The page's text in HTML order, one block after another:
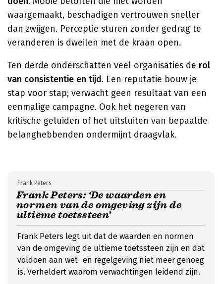
waargemaakt, beschadigen vertrouwen sneller
dan zwijgen. Perceptie sturen zonder gedrag te
veranderen is dweilen met de kraan open.
Ten derde onderschatten veel organisaties de rol
van consistentie en tijd. Een reputatie bouw je
stap voor stap; verwacht geen resultaat van een
eenmalige campagne. Ook het negeren van
kritische geluiden of het uitsluiten van bepaalde
belanghebbenden ondermijnt draagvlak.
Frank Peters: ‘De waarden en
normen van de omgeving zijn de
ultieme toetssteen’
Frank Peters
Frank Peters legt uit dat de waarden en normen
van de omgeving de ultieme toetssteen zijn en dat
voldoen aan wet- en regelgeving niet meer genoeg
is. Verheldert waarom verwachtingen leidend zijn.